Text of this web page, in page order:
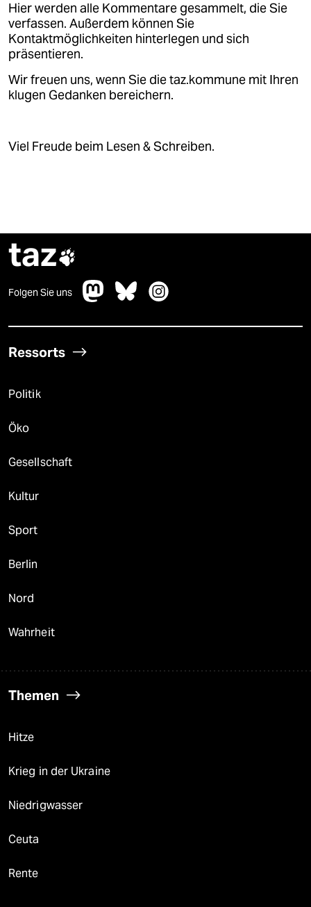
Hier werden alle Kommentare gesammelt, die Sie
verfassen. Außerdem können Sie
Kontaktmöglichkeiten hinterlegen und sich
präsentieren.
Wir freuen uns, wenn Sie die taz.kommune mit Ihren
klugen Gedanken bereichern.
Viel Freude beim Lesen & Schreiben.
taz
Folgen Sie uns
Ressorts
Politik
Öko
Gesellschaft
Kultur
Sport
Berlin
Nord
Wahrheit
Themen
Hitze
Krieg in der Ukraine
Niedrigwasser
Ceuta
Rente